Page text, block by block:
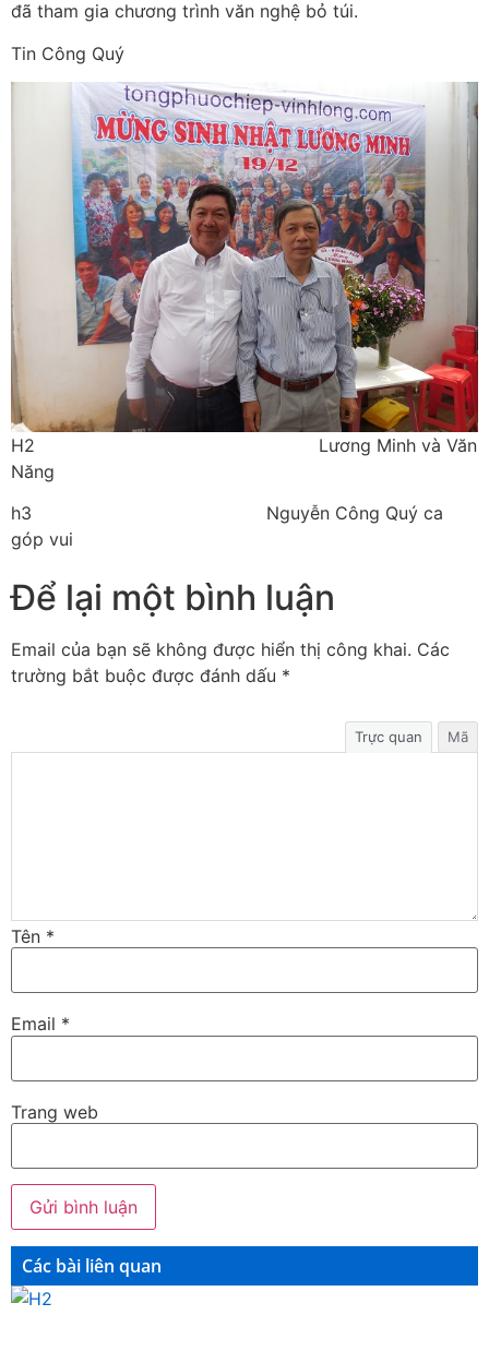
đã tham gia chương trình văn nghệ bỏ túi.
Tin Công Quý
H2 Lương Minh và Văn
Năng
h3 Nguyễn Công Quý ca
góp vui
Để lại một bình luận
Email của bạn sẽ không được hiển thị công khai. Các
trường bắt buộc được đánh dấu *
Trực quan Mã
Tên *
Email *
Trang web
Các bài liên quan